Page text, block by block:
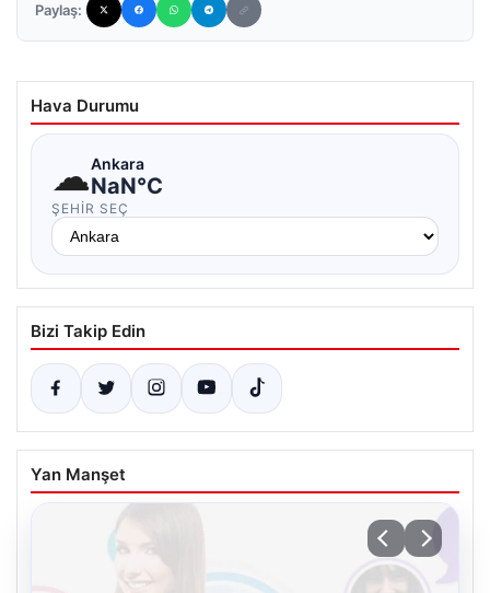
Paylaş:
Hava Durumu
☁Ankara
NaN°C
ŞEHIR SEÇ
Bizi Takip Edin
Yan Manşet